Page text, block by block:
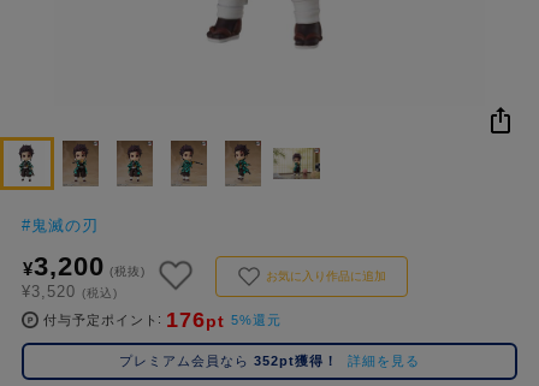
コ
レ
イ
# 鬼滅の刃
¥3,200 (税抜)
¥3,520 (税込)
お気に入り作品に追加
付与予定ポイント 176pt 5%還元
プレミアム会員なら 352pt獲得！ 詳細を見る